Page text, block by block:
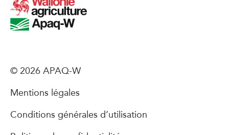
© 2026 APAQ-W
Mentions légales
Conditions générales d’utilisation